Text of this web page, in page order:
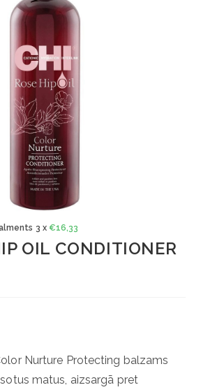
3 x €16,33
OIL CONDITIONER
Nurture Protecting balzams
matus, aizsargā pret